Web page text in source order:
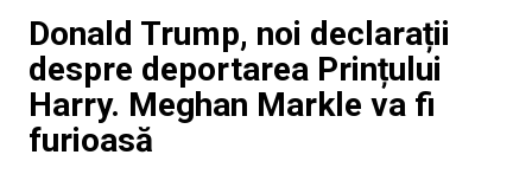
Donald Trump, noi declarații
despre deportarea Prințului
Harry. Meghan Markle va fi
furioasă